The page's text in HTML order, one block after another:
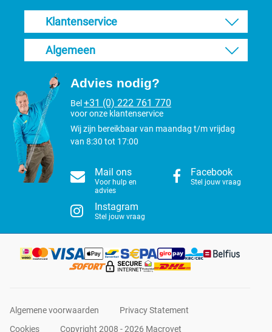
Klantenservice
Algemeen
Advies nodig?
Bel +31 (0) 222 761 770
voor onze klantenservice
Wij zijn bereikbaar van maandag t/m vrijdag
van 8:30 tot 17:00
Mail ons
Voor hulp en
advies
Facebook
Stel jouw vraag
Instagram
Stel jouw vraag
Algemene voorwaarden
Privacy Statement
Cookies
Copyright 2008 - 2026 Macrovet